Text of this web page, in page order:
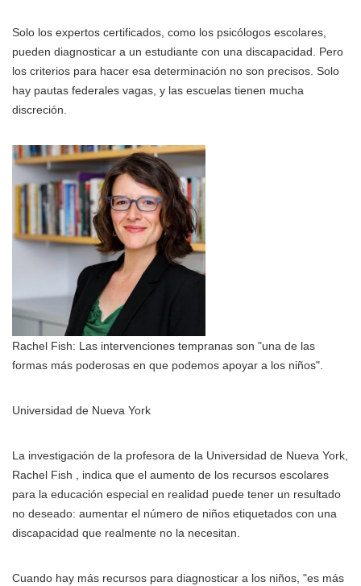
Solo los expertos certificados, como los psicólogos escolares,
pueden diagnosticar a un estudiante con una discapacidad. Pero
los criterios para hacer esa determinación no son precisos. Solo
hay pautas federales vagas, y las escuelas tienen mucha
discreción.
Rachel Fish: Las intervenciones tempranas son "una de las
formas más poderosas en que podemos apoyar a los niños".
Universidad de Nueva York
La investigación de la profesora de la Universidad de Nueva York,
Rachel Fish , indica que el aumento de los recursos escolares
para la educación especial en realidad puede tener un resultado
no deseado: aumentar el número de niños etiquetados con una
discapacidad que realmente no la necesitan.
Cuando hay más recursos para diagnosticar a los niños, "es más